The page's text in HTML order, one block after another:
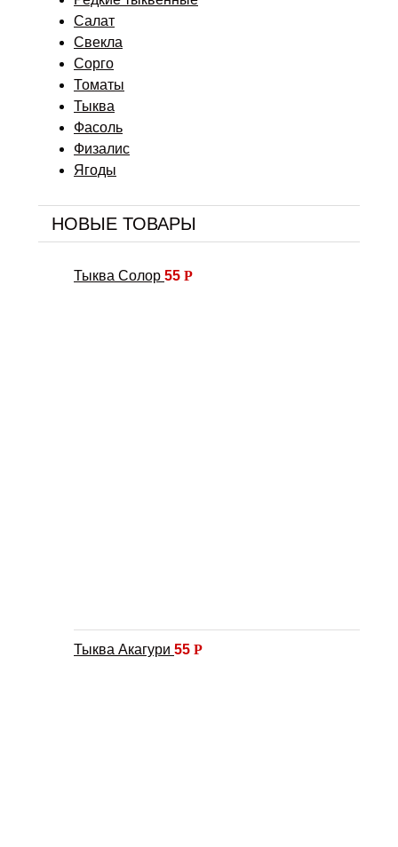
Салат
Свекла
Сорго
Томаты
Тыква
Фасоль
Физалис
Ягоды
НОВЫЕ ТОВАРЫ
Тыква Солор 55 Р
Тыква Акагури 55 Р